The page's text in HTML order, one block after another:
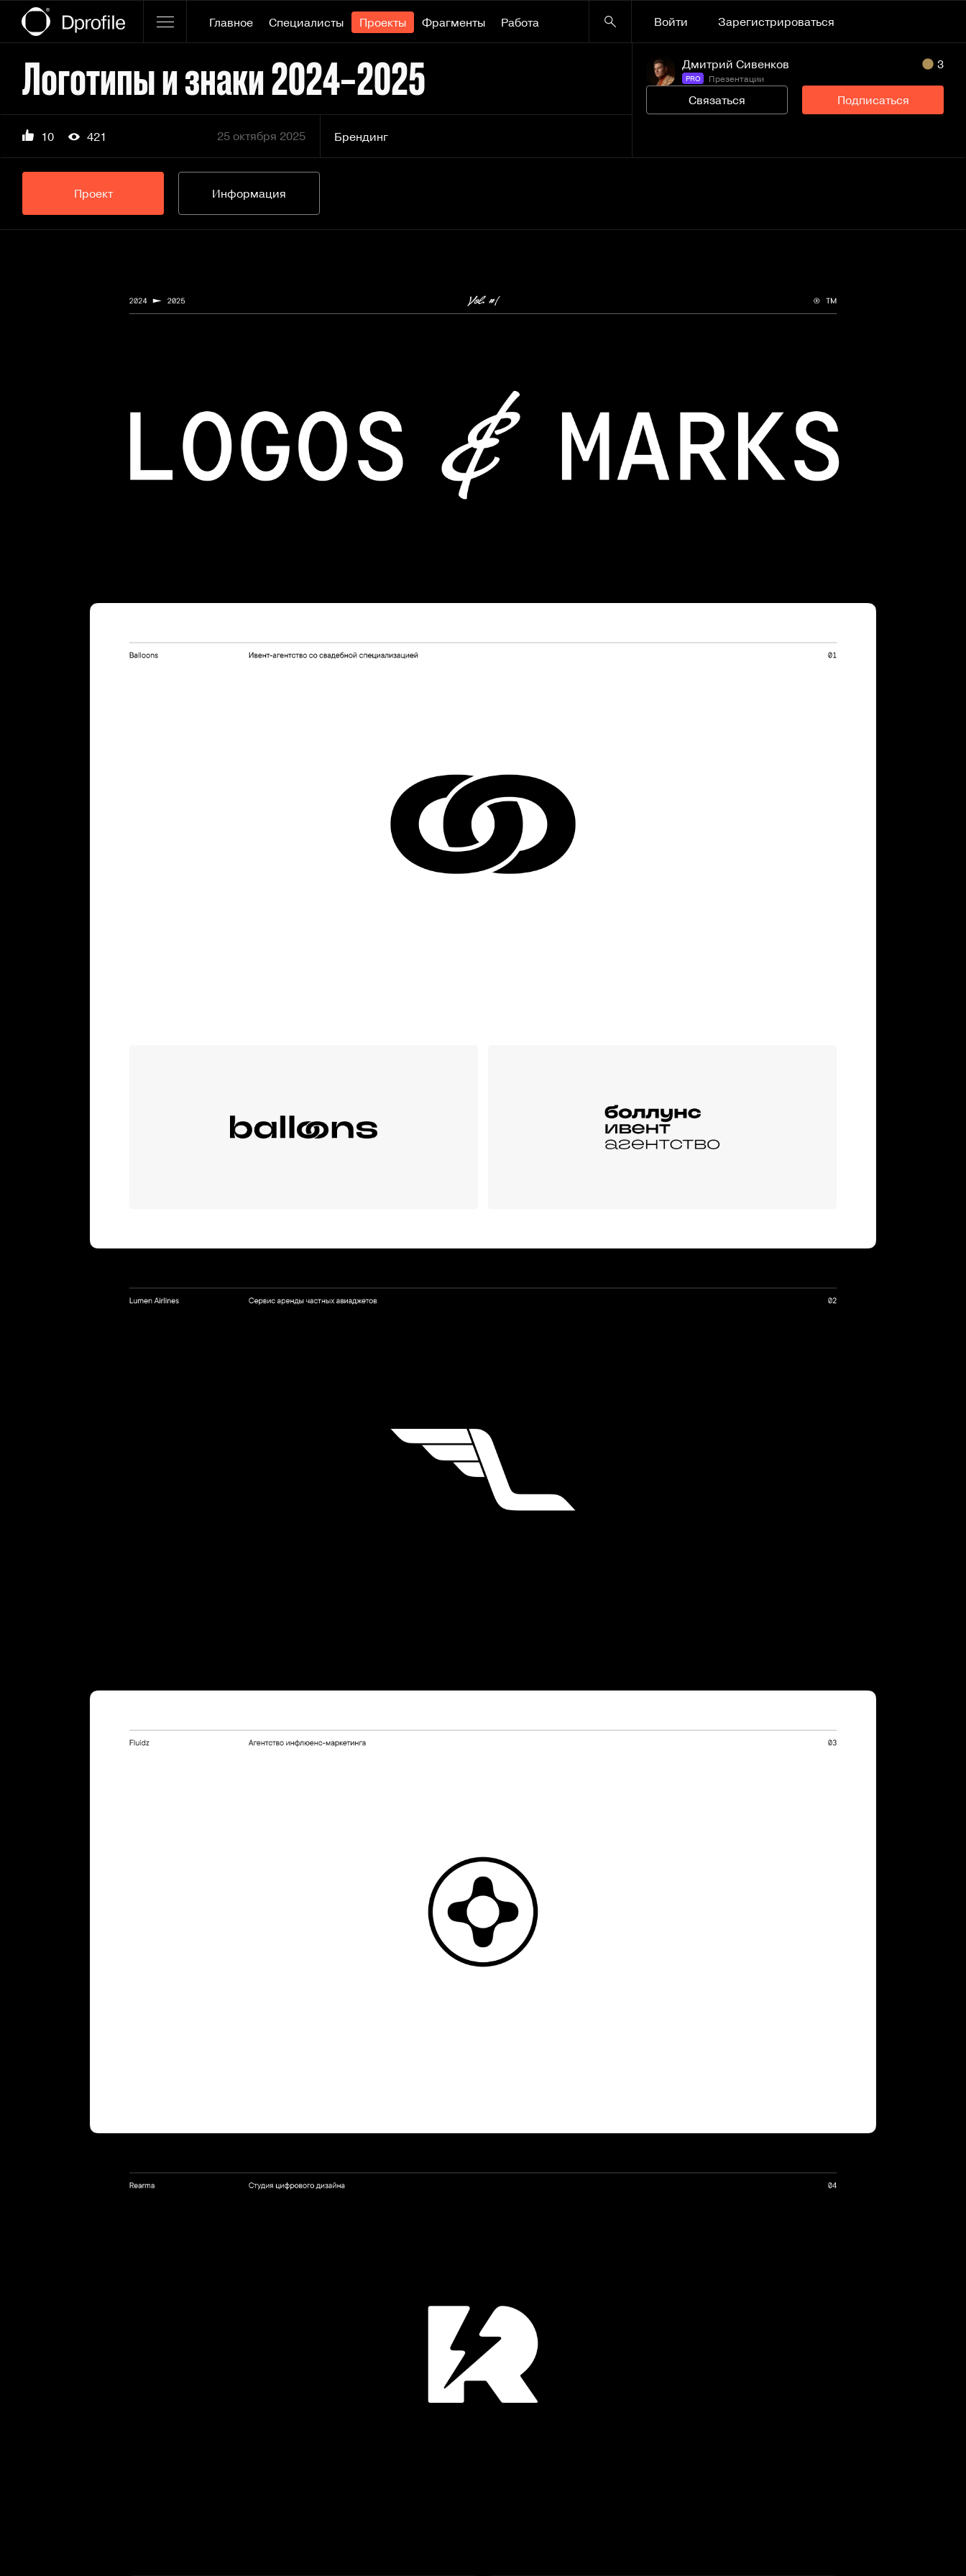
Главное Специалисты Проекты Фрагменты Работа Войти Зарегистрироваться
Логотипы и знаки 2024–2025
10 421 25 октября 2025 Брендинг
Дмитрий Сивенков
PRO Презентации
3
Связаться Подписаться
Проект Информация